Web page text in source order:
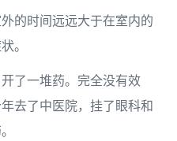
的时间远远大于在室内的
。
了一堆药。完全没有效
去了中医院，挂了眼科和